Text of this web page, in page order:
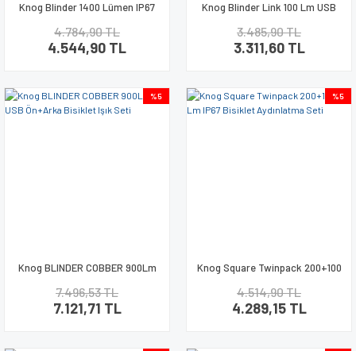
Knog Blinder 1400 Lümen IP67
4.784,90 TL
4.544,90 TL
Knog Blinder Link 100 Lm USB
Lambası
3.485,90 TL
3.311,60 TL
%5
Knog BLINDER COBBER 900Lm
7.496,53 TL
7.121,71 TL
%5
Knog Square Twinpack 200+100
4.514,90 TL
4.289,15 TL